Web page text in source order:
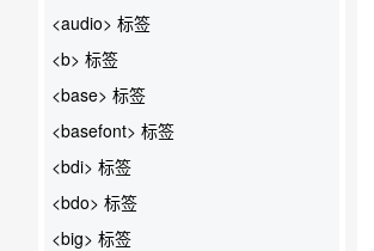
<audio> 标签
<b> 标签
<base> 标签
<basefont> 标签
<bdi> 标签
<bdo> 标签
<big> 标签